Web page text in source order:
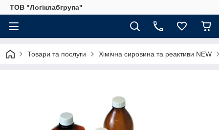
ТОВ "Логіклабгрупа"
Товари та послуги Хімічна сировина та реактиви NEW